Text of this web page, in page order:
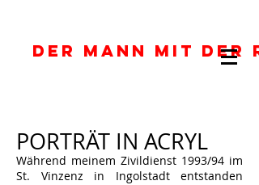
DER MANN MIT DER
PORTRÄT IN ACRYL
Während meinem Zivildienst 1993/94 im
St. Vinzenz in Ingolstadt entstanden